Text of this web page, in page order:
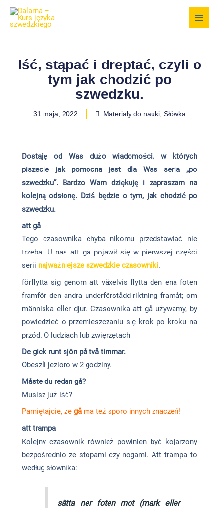
Przejdź
Iść, stąpać i dreptać, czyli o
tym jak chodzić po
szwedzku.
31 maja, 2022 Materiały do nauki Słówka
Dostaję od Was dużo wiadomości, w których
piszecie jak pomocna jest dla Was seria „po
szwedzku”. Bardzo Wam dziękuję i zapraszam na
kolejną odsłonę. Dziś będzie o tym, jak chodzić po
szwedzku.
att gå
Tego czasownika chyba nikomu przedstawiać nie
trzeba. U nas att gå pojawił się w pierwszej części
serii najważniejsze szwedzkie czasowniki.
förflytta sig genom att växelvis flytta den ena foten
fram­för den andra under­förstådd riktning fram­åt; om
människa eller djur. Czasownika att gå używamy, by
powiedzieć o przemieszczaniu się krok po kroku na
przód. O ludziach lub zwięrzętach.
De gick runt sjön på två timmar.
Obeszli jezioro w 2 godziny.
Måste du redan gå?
Musisz już iść?
Pamiętajcie, że gåma też sporo innych znaczeń!
att trampa
Kolejny czasownik również powinien być kojarzony
bezpośrednio ze stopami czy nogami. Att trampa to
według słownika:
sätta ner foten mot (mark eller